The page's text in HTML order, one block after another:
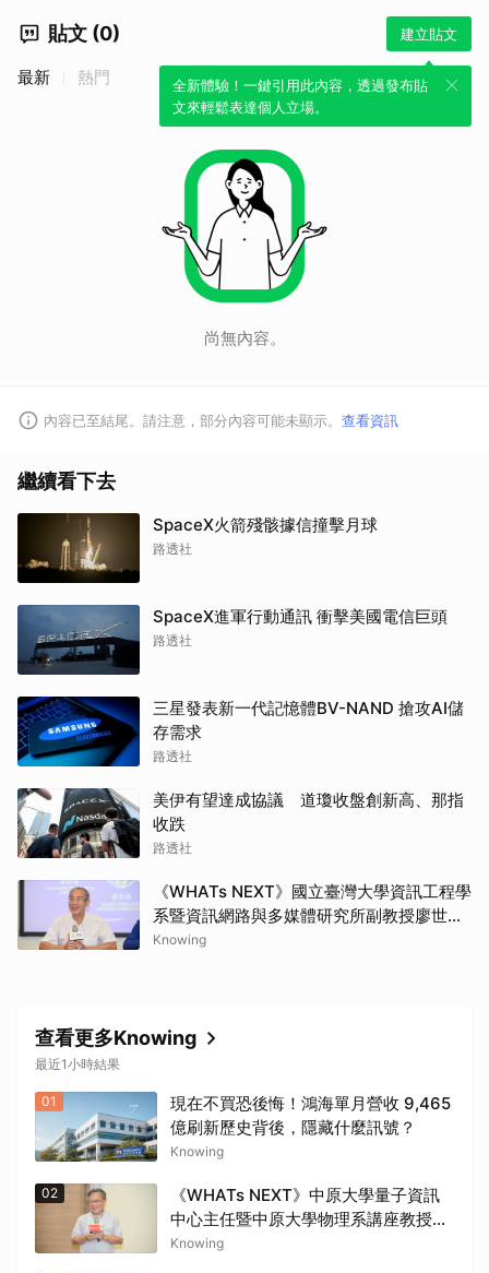
貼文 (0) 建立貼文
全新體驗！一鍵引用此內容，透過發布貼
文來輕鬆表達個人立場。
最新 熱門
尚無內容。
內容已至結尾。請注意，部分內容可能未顯示。 查看資訊
繼續看下去
SpaceX火箭殘骸據信撞擊月球
路透社
SpaceX進軍行動通訊 衝擊美國電信巨頭
路透社
三星發表新一代記憶體BV-NAND 搶攻AI儲
存需求
路透社
美伊有望達成協議 道瓊收盤創新高、那指
收跌
路透社
《WHATs NEXT》國立臺灣大學資訊工程學
系暨資訊網路與多媒體研究所副教授廖世
偉：690萬顆比特幣仍用舊地址格式面臨量
Knowing
查看更多Knowing
最近1小時結果
01
現在不買恐後悔！鴻海單月營收 9,465
億刷新歷史背後，隱藏什麼訊號？
Knowing
02
《WHATs NEXT》中原大學量子資訊
中心主任暨中原大學物理系講座教授張
慶瑞：Q-day的countdown現在已經
Knowing